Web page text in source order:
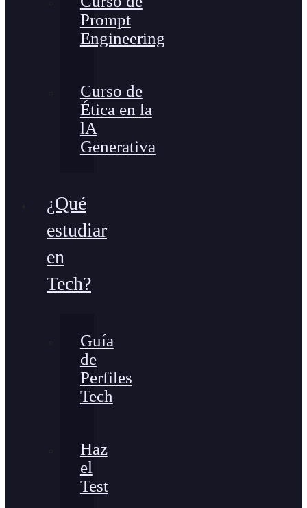
Prompt
Engineering
Curso de
Ética en la
lA
Generativa
¿Qué
estudiar
en
Tech?
Guía
de
Perfiles
Tech
Haz
el
Test